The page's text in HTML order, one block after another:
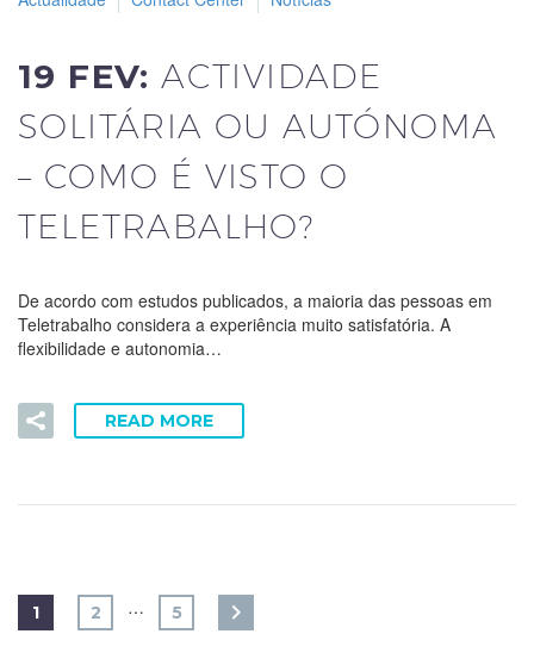
19 FEV:ACTIVIDADE
SOLITÁRIA OU AUTÓNOMA
– COMO É VISTO O
TELETRABALHO?
De acordo com estudos publicados, a maioria das pessoas em
Teletrabalho considera a experiência muito satisfatória. A
flexibilidade e autonomia…
READ MORE
1 2 … 5